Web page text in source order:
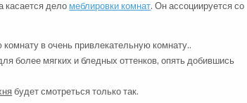
касается дело меблировки комнат. Он ассоциируется со
в очень привлекательную комнату..
более мягких и бледных оттенков, опять добившись
будет смотреться только так.